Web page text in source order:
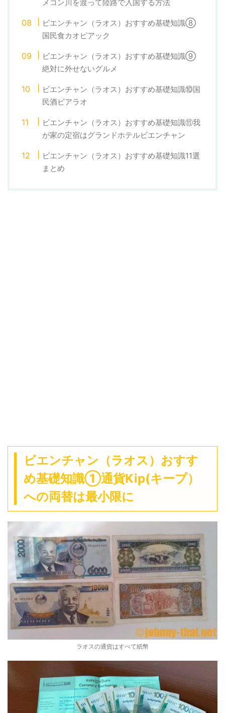
メコン川を渡って陸路で入国する方法
ビエンチャン（ラオス）おすすめ基礎知識⑧
国民食カオピアック
ビエンチャン（ラオス）おすすめ基礎知識⑨
絶対に外せないグルメ
ビエンチャン（ラオス）おすすめ基礎知識⑩国
民酒ビアラオ
ビエンチャン（ラオス）おすすめ基礎知識⑪我
が家の定宿はグランドホテルビエンチャン
ビエンチャン（ラオス）おすすめ基礎知識11選
まとめ
ビエンチャン（ラオス）おすす
め基礎知識①通貨Kip(キープ）
への両替は最小限に
ラオスの通貨はすべて紙幣